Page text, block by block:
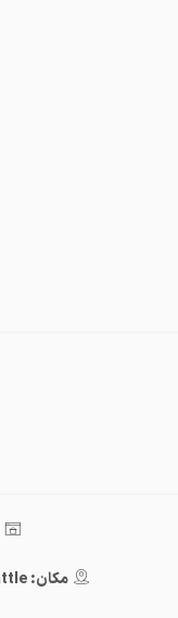
مکان: United States of America/Seattle